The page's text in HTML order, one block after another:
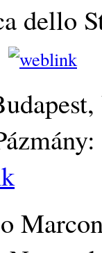
dello